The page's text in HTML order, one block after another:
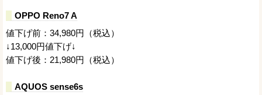
OPPO Reno7 A
値下げ前：34,980円（税込）
↓13,000円値下げ↓
値下げ後：21,980円（税込）
AQUOS sense6s